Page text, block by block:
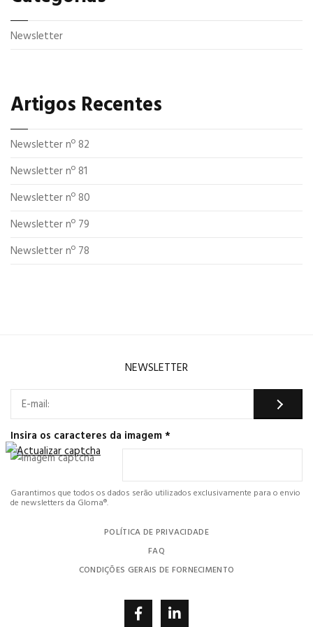
Newsletter
Artigos Recentes
Newsletter nº 82
Newsletter nº 81
Newsletter nº 80
Newsletter nº 79
Newsletter nº 78
NEWSLETTER
Insira os caracteres da imagem*
Garantimos que todos os dados serão utilizados exclusivamente para o envio
de newsletters da Gloma®.
POLÍTICA DE PRIVACIDADE
FAQ
CONDIÇÕES GERAIS DE FORNECIMENTO